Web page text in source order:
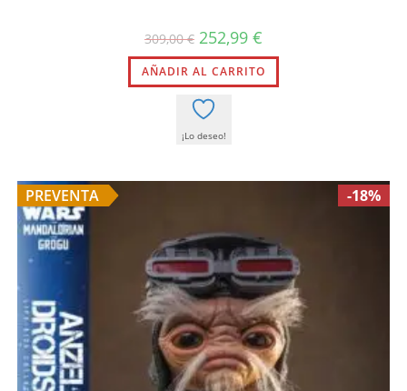
309,00€ El
precio
original
era:
309,00 €.
252,99 €
actual
es:
252,99 €.
AÑADIR AL CARRITO
¡Lo deseo!
-18%
PREVENTA